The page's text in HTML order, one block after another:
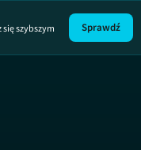
się szybszym
Sprawdź